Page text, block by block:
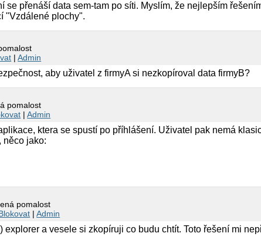
přenáší data sem-tam po síti. Myslím, že nejlepším
"Vzdálené plochy".
|Admin
aby uživatel z firmyA si nezkopíroval data firmyB?
pomalost
|Admin
ktera se spustí po příhlášení. Uživatel pak nemá
něco jako:
pomalost
|Admin
explorer a vesele si zkopíruji co budu chtít. Toto řešení mi